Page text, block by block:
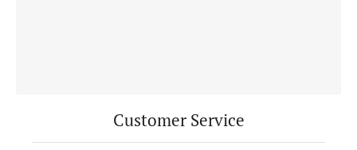
Customer Service